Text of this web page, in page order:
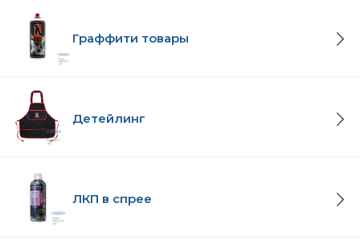
Граффити товары
Детейлинг
ЛКП в спрее